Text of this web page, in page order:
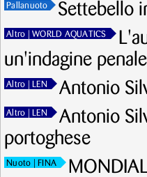
Pallanuoto Settebello
Altro | WORLD AQUATICS
un'indagine
Altro | LEN Antonio
Altro | LEN
Antonio
portoghese
Nuoto | FINA